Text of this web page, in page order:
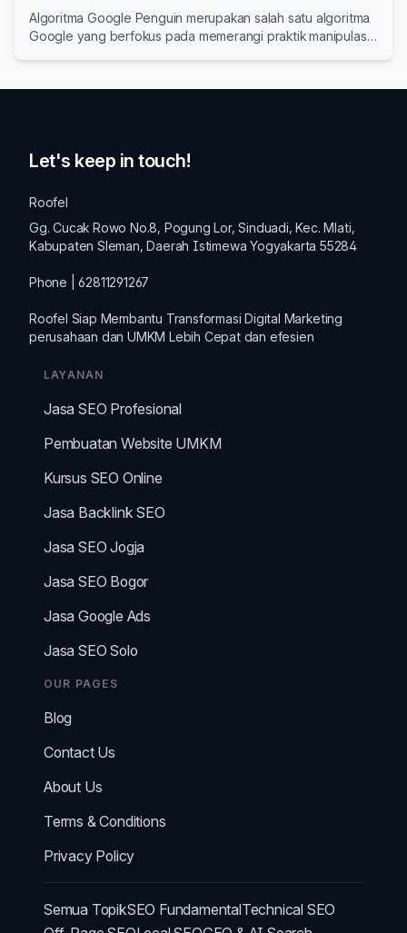
Algoritma Google Penguin merupakan salah satu algoritma
Google yang berfokus pada memerangi praktik manipulasi
Let's keep in touch!
Roofel
Gg. Cucak Rowo No.8, Pogung Lor, Sinduadi, Kec. Mlati,
Kabupaten Sleman, Daerah Istimewa Yogyakarta 55284
Phone | 62811291267
Roofel Siap Membantu TransformasiDigital Marketing
perusahaan danUMKM Lebih Cepat dan efesien
LAYANAN
Jasa SEO Profesional
Pembuatan Website UMKM
Kursus SEO Online
Jasa Backlink SEO
Jasa SEO Jogja
Jasa SEO Bogor
Jasa Google Ads
Jasa SEO Solo
OUR PAGES
Blog
Contact Us
About Us
Terms & Conditions
Privacy Policy
Semua TopikSEO FundamentalTechnical SEO